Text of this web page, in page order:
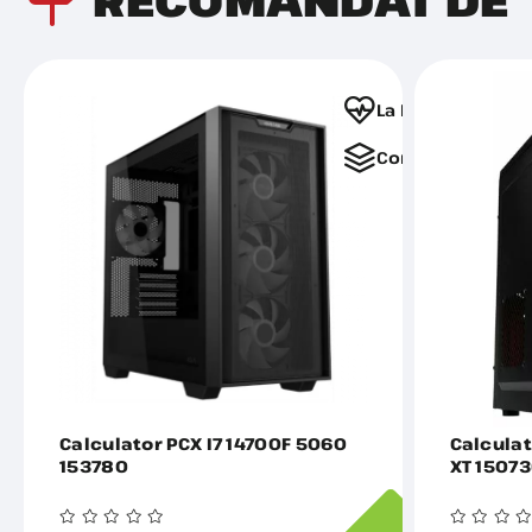
La Favorite
Comparați
Calculator PCX I7 14700F 5060
153780
XT